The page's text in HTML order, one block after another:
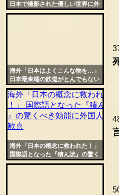
日本で撮影された優しい世界に外
国人がほっこり
海外「日本はよくこんな物を…」
日本最東端の鉄道がとんでもない
場所を走ってると話題に
海外「日本の概念に救われた！」
国際語となった『積ん読』の驚く
べき効能に外国人が歓喜